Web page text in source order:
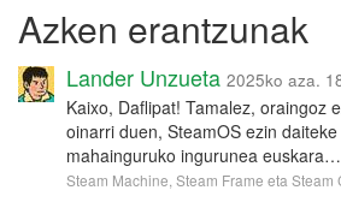
Azken erantzunak
Lander Unzueta 2025ko aza.
Kaixo, Daflipat! Tamalez, oraingoz
oinarri duen, SteamOS ezin
mahainguruko ingurunea euskara…
Steam Machine, Steam Frame eta Steam